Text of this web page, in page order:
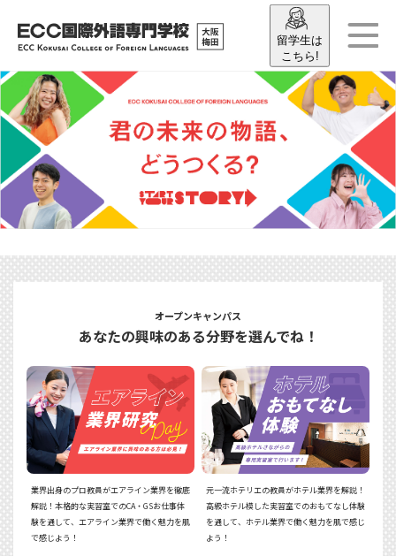
留学生は
こちら!
オープンキャンパス
あなたの興味のある分野を選んでね！
業界出身のプロ教員がエアライン業界を徹底
解説！本格的な実習室でのCA・GSお仕事体
験を通して、エアライン業界で働く魅力を肌
で感じよう！
元一流ホテリエの教員がホテル業界を解説！
高級ホテル模した実習室でのおもてなし体験
を通して、ホテル業界で働く魅力を肌で感じ
よう！